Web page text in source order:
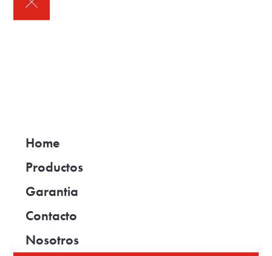
Home
Productos
Garantia
Contacto
Nosotros